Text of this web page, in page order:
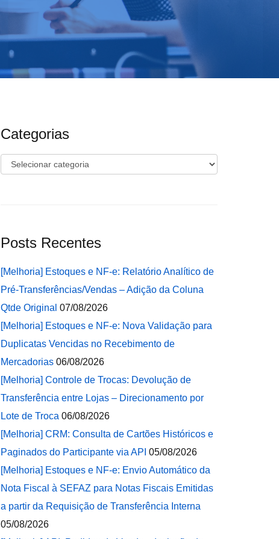
Categorias
Categorias
Posts Recentes
[Melhoria] Estoques e NF-e: Relatório Analítico de
Pré-Transferências/Vendas – Adição da Coluna
Qtde Original 07/08/2026
[Melhoria] Estoques e NF-e: Nova Validação para
Duplicatas Vencidas no Recebimento de
Mercadorias 06/08/2026
[Melhoria] Controle de Trocas: Devolução de
Transferência entre Lojas – Direcionamento por
Lote de Troca 06/08/2026
[Melhoria] CRM: Consulta de Cartões Históricos e
Paginados do Participante via API 05/08/2026
[Melhoria] Estoques e NF-e: Envio Automático da
Nota Fiscal à SEFAZ para Notas Fiscais Emitidas
a partir da Requisição de Transferência Interna
05/08/2026